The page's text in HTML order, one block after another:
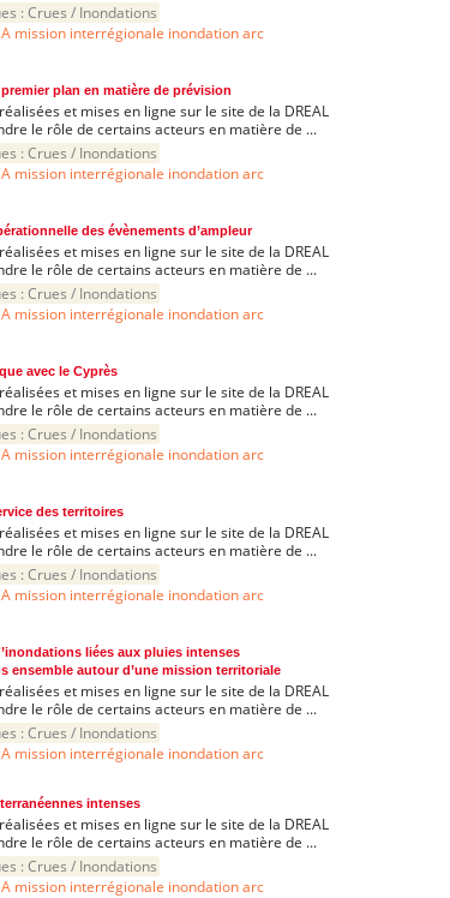
: Crues / Inondations
mission interrégionale inondation arc
plan en matière de prévision
et mises en ligne sur le site de la DREAL
le rôle de certains acteurs en matière de ...
: Crues / Inondations
mission interrégionale inondation arc
des évènements d’ampleur
et mises en ligne sur le site de la DREAL
le rôle de certains acteurs en matière de ...
: Crues / Inondations
mission interrégionale inondation arc
avec le Cyprès
et mises en ligne sur le site de la DREAL
le rôle de certains acteurs en matière de ...
: Crues / Inondations
mission interrégionale inondation arc
des territoires
et mises en ligne sur le site de la DREAL
le rôle de certains acteurs en matière de ...
: Crues / Inondations
mission interrégionale inondation arc
liées aux pluies intenses
ensemble autour d’une mission territoriale
et mises en ligne sur le site de la DREAL
le rôle de certains acteurs en matière de ...
: Crues / Inondations
mission interrégionale inondation arc
intenses
et mises en ligne sur le site de la DREAL
le rôle de certains acteurs en matière de ...
: Crues / Inondations
mission interrégionale inondation arc